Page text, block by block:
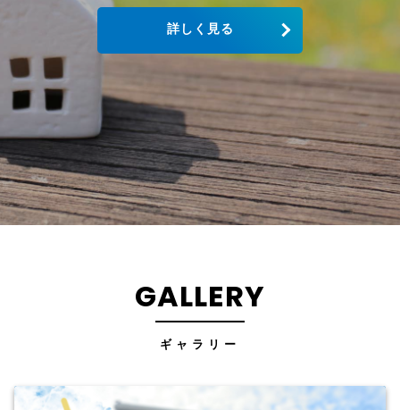
詳しく見る
GALLERY
ギャラリー